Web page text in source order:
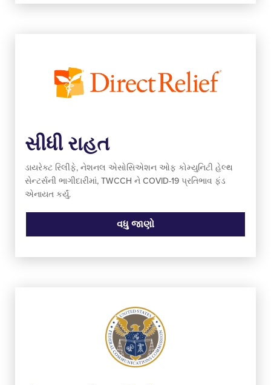
સીધી રાહત
ડાયરેક્ટ રિલીફે, નેશનલ એસોસિએશન ઓફ કોમ્યુનિટી હેલ્થ
સેન્ટર્સની ભાગીદારીમાં, TWCCH ને COVID-19 પ્રતિભાવ ફંડ
એનાયત કર્યું.
વધુ જાણો